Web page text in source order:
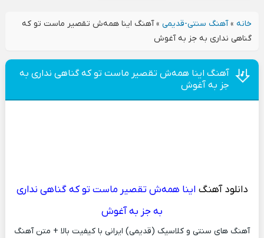
خانه»آهنگ سنتی-قدیمی»آهنگ اینا همه‌ش تقصیر ماست تو که
گناهی نداری به جز به آغوش
آهنگ اینا همه‌ش تقصیر ماست تو که گناهی نداری به
جز به آغوش
دانلود آهنگ اینا همه‌ش تقصیر ماست تو که گناهی نداری
به جز به آغوش
آهنگ های سنتی و کلاسیک (قدیمی) ایرانی با کیفیت بالا + متن آهنگ